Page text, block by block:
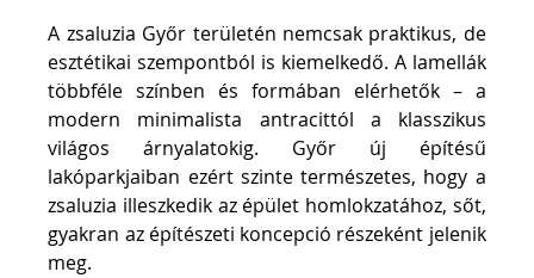
A zsaluzia Győr területén nemcsak praktikus, de
esztétikai szempontból is kiemelkedő. A lamellák
többféle színben és formában elérhetők – a
modern minimalista antracittól a klasszikus
világos árnyalatokig. Győr új építésű
lakóparkjaiban ezért szinte természetes, hogy a
zsaluzia illeszkedik az épület homlokzatához, sőt,
gyakran az építészeti koncepció részeként jelenik
meg.